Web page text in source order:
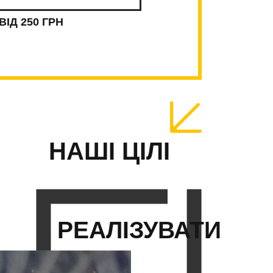
смаку та харизми.Людина зі
погляди. Це інструмент
викликів, але момент, коли з-під
магія, створена вашими
Дозвольте скрипці стати вашим
ВІД 250 ГРН
НАШІ ЦІЛІ
РЕАЛІЗУВАТИ